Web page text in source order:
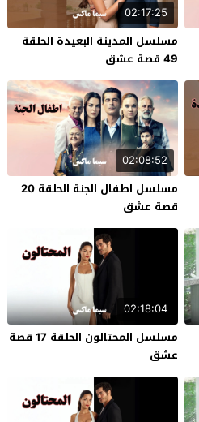
02:17:25
مسلسل المدينة البعيدة الحلقة
49 قصة عشق
02:08:52
مسلسل اطفال الجنة الحلقة 20
قصة عشق
02:18:04
مسلسل المحتالون الحلقة 17 قصة
عشق